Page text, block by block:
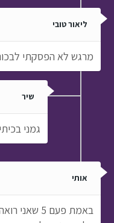
ליאור טובי
מרגש לא הפסקתי
שיר
גמני
אותי
באמת פעם 5